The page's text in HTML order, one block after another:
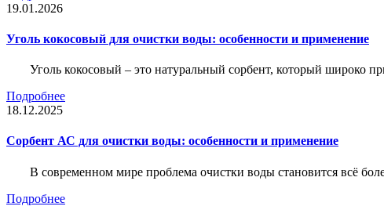
19.01.2026
Уголь кокосовый для очистки воды: особенности и применение
Уголь кокосовый – это натуральный сорбент, который широко
Подробнее
18.12.2025
Сорбент АС для очистки воды: особенности и применение
В современном мире проблема очистки воды становится всё
Подробнее